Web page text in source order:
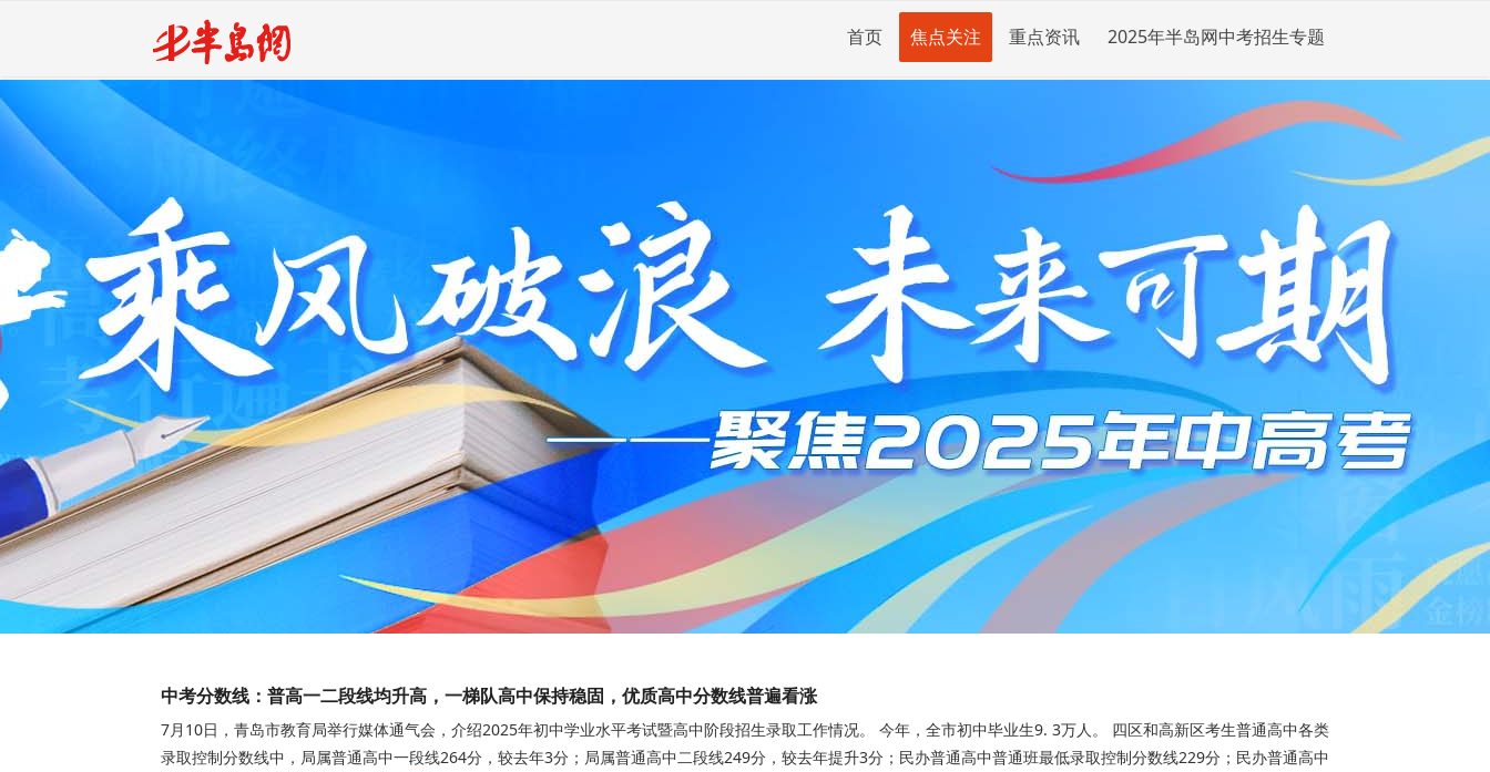
首页 焦点关注 重点资讯 2025年半岛网中考招生专题
中考分数线：普高一二段线均升高，一梯队高中保持稳固，优质高中分数线普遍看涨
7月10日，青岛市教育局举行媒体通气会，介绍2025年初中学业水平考试暨高中阶段招生录取工作情况。 今年，全市初中毕业生9. 3万人。 四区和高新区考生普通高中各类
录取控制分数线中，局属普通高中一段线264分，较去年3分；局属普通高中二段线249分，较去年提升3分；民办普通高中普通班最低录取控制分数线229分；民办普通高中